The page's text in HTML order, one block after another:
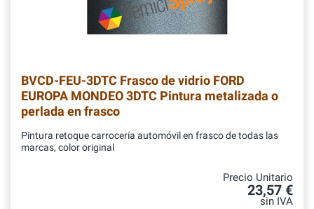
BVCD-FEU-3DTC Frasco de vidrio FORD
EUROPA MONDEO 3DTC Pintura metalizada o
perlada en frasco
Pintura retoque carrocería automóvil en frasco de todas las
marcas, color original
Precio Unitario
23,57 €
sin IVA